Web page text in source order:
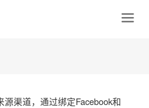
渠道，通过绑定Facebook和